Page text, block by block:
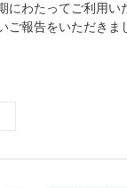
にわたってご利用
ご報告をいただきま